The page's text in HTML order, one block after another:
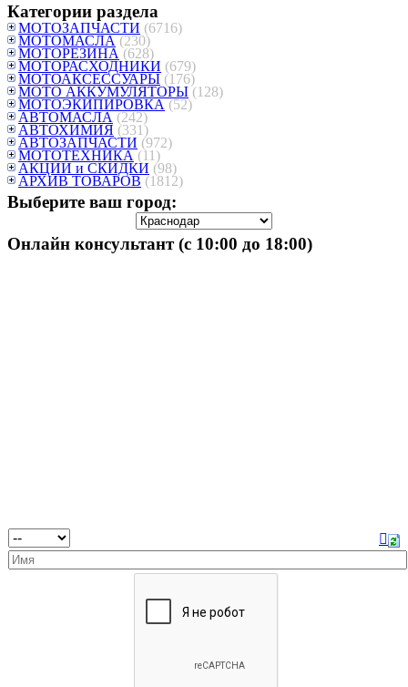
Категории раздела
МОТОЗАПЧАСТИ (6716)
МОТОМАСЛА (230)
МОТОРЕЗИНА (628)
МОТОРАСХОДНИКИ (679)
МОТОАКСЕССУАРЫ (176)
МОТО АККУМУЛЯТОРЫ (128)
МОТОЭКИПИРОВКА (52)
АВТОМАСЛА (242)
АВТОХИМИЯ (331)
АВТОЗАПЧАСТИ (972)
МОТОТЕХНИКА (11)
АКЦИИ и СКИДКИ (98)
АРХИВ ТОВАРОВ (1812)
Выберите ваш город:
Онлайн консультант (с 10:00 до 18:00)